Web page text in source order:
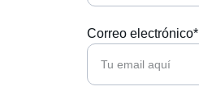
Correo electrónico*